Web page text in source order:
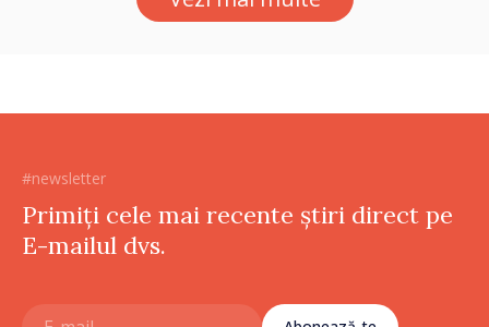
#newsletter
Primiți cele mai recente știri direct pe
E-mailul dvs.